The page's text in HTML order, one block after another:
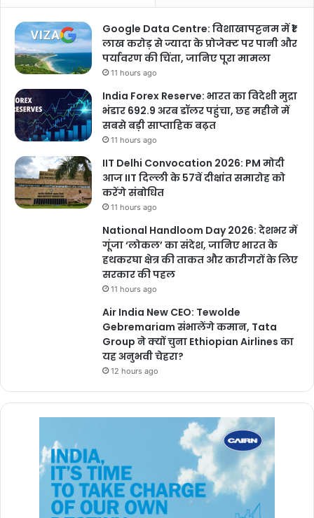
Google Data Centre: विशाखापट्टनम में ₹1
लाख करोड़ से ज्यादा के प्रोजेक्ट पर पानी और
पर्यावरण की चिंता, जानिए पूरा मामला
11 hours ago
India Forex Reserve: भारत का विदेशी मुद्रा
भंडार 692.9 अरब डॉलर पहुंचा, छह महीने में
सबसे बड़ी साप्ताहिक बढ़त
11 hours ago
IIT Delhi Convocation 2026: PM मोदी
आज IIT दिल्ली के 57वें दीक्षांत समारोह को
करेंगे संबोधित
11 hours ago
National Handloom Day 2026: देशभर में
गूंजा ‘लोकल’ का संदेश, जानिए भारत के
हथकरघा क्षेत्र की ताकत और कारीगरों के लिए
सरकार की पहल
11 hours ago
Air India New CEO: Tewolde
Gebremariam संभालेंगे कमान, Tata
Group ने क्यों चुना Ethiopian Airlines का
यह अनुभवी चेहरा?
12 hours ago